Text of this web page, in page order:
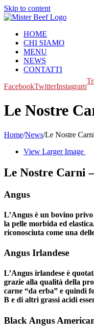
Skip to content
HOME
CHI SIAMO
MENU
NEWS
CONTATTI
FacebookTwitterInstagram
Le Nostre
Home/News/Le Nostre
View Larger Image
Le Nostre Carni
Angus
L’Angus è un bovino
la pelle morbida ed
riconosciuta come una
Angus Irlandese
L’Angus irlandese è
grazie alla qualità della
carne “da erba” e quindi
B e di altri grassi acidi
Black Angus